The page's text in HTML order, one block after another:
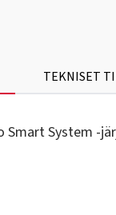
TEKNISET
System -